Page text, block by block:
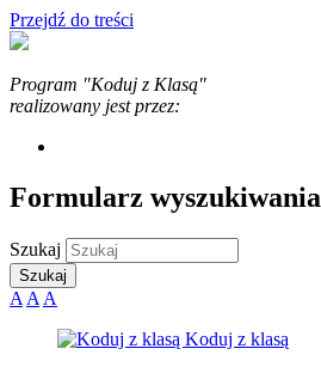
Przejdź do treści
Program "Koduj z Klasą"
realizowany jest przez:
Formularz wyszukiwania
Szukaj
A A A